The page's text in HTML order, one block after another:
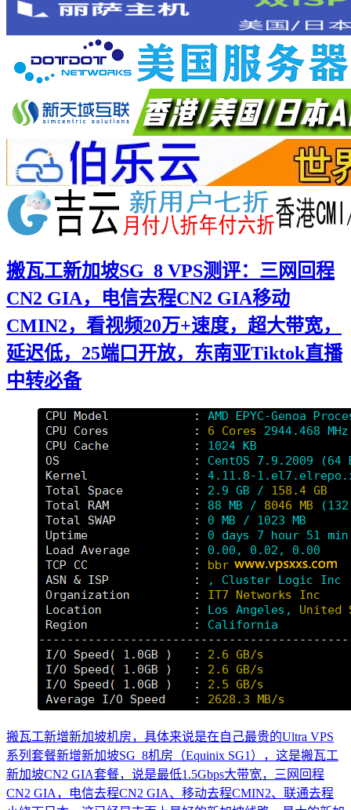
搬瓦工新加坡SG_8 VPS测评：三网回程
CN2 GIA，电信去程CN2 GIA移动
CMIN2，看视频20万+速度，超大带宽，
延迟低，25端口开放，东南亚Tiktok直播
中转必备
搬瓦工新增新加坡机房，具体来说是在自己最贵的Ultra VPS
系列套餐新增新加坡SG_8机房（Equinix SG1），这是搬瓦工
新加坡CN2 GIA套餐，说是最低1.5Gbps大带宽，三网回程
CN2 GIA，电信去程CN2 GIA、移动去程CMIN2、联通去程